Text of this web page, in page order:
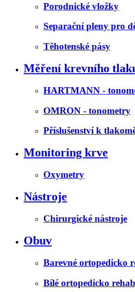
Porodnické vložky
Separační pleny pro
Těhotenské pásy
Měření krevního
HARTMANN -
OMRON - tonometry
Příslušenství k
Monitoring krve
Oxymetry
Nástroje
Chirurgické nástroje
Obuv
Barevné ortopedicko
Bílé ortopedicko